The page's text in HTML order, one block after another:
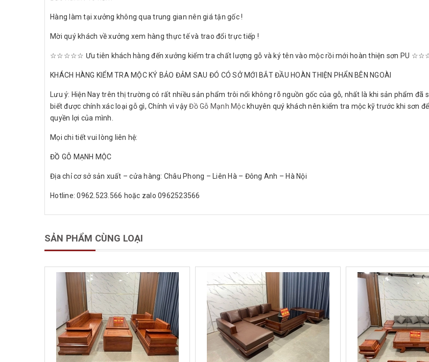
Hàng làm tại xưởng không qua trung gian nên giá tận gốc !
Mời quý khách về xưởng xem hàng thực tế và trao đổi trực tiếp !
☆☆☆☆☆ Ưu tiên khách hàng đến xưởng kiểm tra chất lượng gỗ và ký tên vào mộc rồi mới hoàn thiện sơn PU
KHÁCH HÀNG KIỂM TRA MỘC KÝ BẢO ĐẢM SAU ĐÓ CÓ SỞ MỚI BẮT ĐẦU HOÀN THIỆN PHẨN BÊN NGOÀI
Lưu ý: Hiện Nay trên thị trường có rất nhiều sản phẩm trôi nổi không rõ nguồn gốc của gỗ, nhất là khi sản phẩm đã
biết được chính xác loại gỗ gì, Chính vì vậyĐồ Gỗ Mạnh Mộckhuyên quý khách nên kiểm tra mộc kỹ trước khi sơn
quyền lợi của mình.
Mọi chi tiết vui lòng liên hệ:
ĐỒ GỖ MẠNH MỘC
Địa chỉ cơ sở sản xuất – cửa hàng: Châu Phong – Liên Hà – Đông Anh – Hà Nội
Hotline: 0962.523.566 hoặc zalo 0962523566
SẢN PHẨM CÙNG LOẠI